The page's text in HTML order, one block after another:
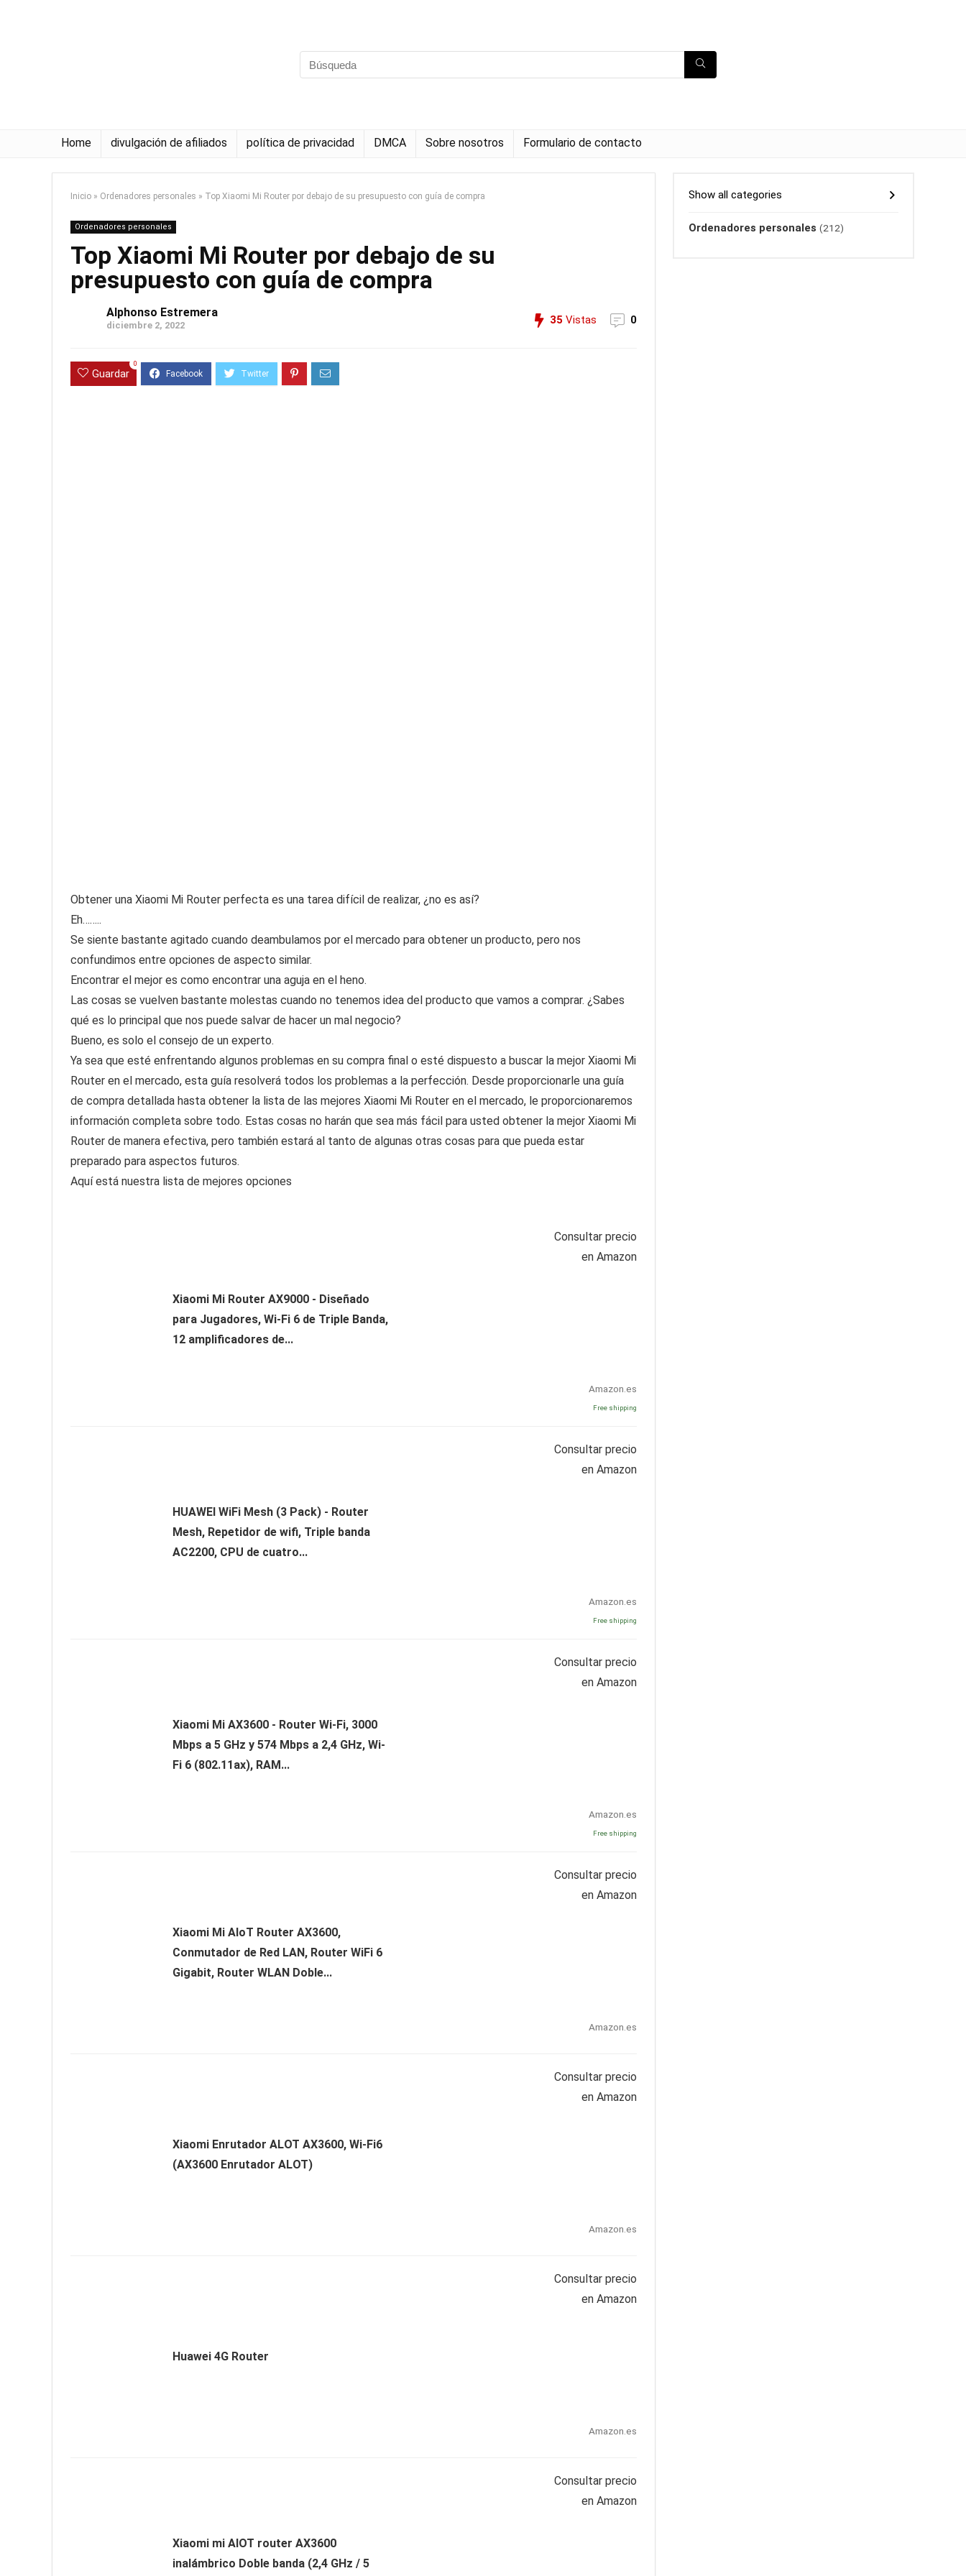
Home divulgación de afiliados política de privacidad DMCA Sobre nosotros Formulario de contacto
Inicio » Ordenadores personales » Top Xiaomi Mi Router por debajo de su presupuesto con guía de compra
Ordenadores personales
Top Xiaomi Mi Router por debajo de su
presupuesto con guía de compra
Alphonso Estremera
diciembre 2, 2022 35 Vistas 0
Guardar
0
Obtener una Xiaomi Mi Router perfecta es una tarea difícil de realizar, ¿no es así?
Eh……..
Se siente bastante agitado cuando deambulamos por el mercado para obtener un producto, pero nos
confundimos entre opciones de aspecto similar.
Encontrar el mejor es como encontrar una aguja en el heno.
Las cosas se vuelven bastante molestas cuando no tenemos idea del producto que vamos a comprar. ¿Sabes
qué es lo principal que nos puede salvar de hacer un mal negocio?
Bueno, es solo el consejo de un experto.
Ya sea que esté enfrentando algunos problemas en su compra final o esté dispuesto a buscar la mejor Xiaomi Mi
Router en el mercado, esta guía resolverá todos los problemas a la perfección. Desde proporcionarle una guía
de compra detallada hasta obtener la lista de las mejores Xiaomi Mi Router en el mercado, le proporcionaremos
información completa sobre todo. Estas cosas no harán que sea más fácil para usted obtener la mejor Xiaomi Mi
Router de manera efectiva, pero también estará al tanto de algunas otras cosas para que pueda estar
preparado para aspectos futuros.
Aquí está nuestra lista de mejores opciones
Xiaomi Mi Router AX9000 - Diseñado
para Jugadores, Wi-Fi 6 de Triple Banda,
12 amplificadores de...
Consultar precio
en Amazon
Amazon.es
Free shipping
HUAWEI WiFi Mesh (3 Pack) - Router
Mesh, Repetidor de wifi, Triple banda
AC2200, CPU de cuatro...
Consultar precio
en Amazon
Amazon.es
Free shipping
Xiaomi Mi AX3600 - Router Wi-Fi, 3000
Mbps a 5 GHz y 574 Mbps a 2,4 GHz, Wi-
Fi 6 (802.11ax), RAM...
Consultar precio
en Amazon
Amazon.es
Free shipping
Xiaomi Mi AIoT Router AX3600,
Conmutador de Red LAN, Router WiFi 6
Gigabit, Router WLAN Doble...
Consultar precio
en Amazon
Amazon.es
Xiaomi Enrutador ALOT AX3600, Wi-Fi6
(AX3600 Enrutador ALOT)
Consultar precio
en Amazon
Amazon.es
Huawei 4G Router
Consultar precio
en Amazon
Amazon.es
Xiaomi mi AIOT router AX3600
inalámbrico Doble banda (2,4 GHz / 5
Consultar precio
en Amazon
Show all categories
Ordenadores personales (212)